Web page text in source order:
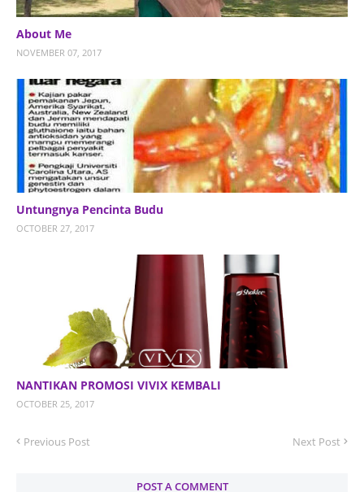
About Me
NOVEMBER 07, 2017
Untungnya Pencinta Budu
OCTOBER 27, 2017
NANTIKAN PROMOSI VIVIX KEMBALI
OCTOBER 25, 2017
Previous Post Next Post
POST A COMMENT